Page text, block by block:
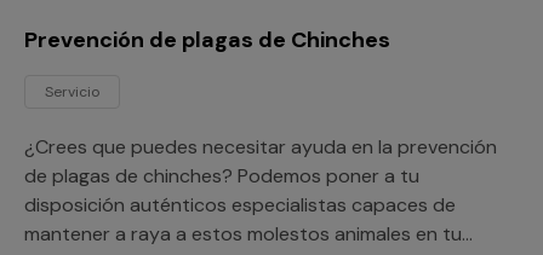
Prevención de plagas de Chinches
Servicio
¿Crees que puedes necesitar ayuda en la prevención
de plagas de chinches? Podemos poner a tu
disposición auténticos especialistas capaces de
mantener a raya a estos molestos animales en tu